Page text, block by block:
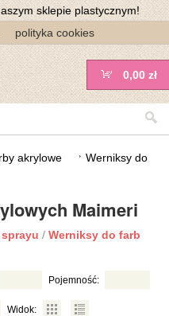
sklepie plastycznym!
polityka cookies
0,00 zł
akrylowe
Werniksy do
Maimeri
/ Werniksy do farb
Pojemność:
Widok: